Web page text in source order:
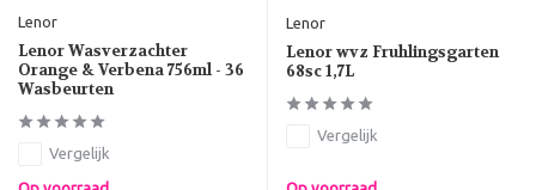
Lenor
Lenor Wasverzachter
Orange & Verbena 756ml - 36
Wasbeurten
Vergelijk
Lenor
Lenor wvz Fruhlingsgarten
68sc 1,7L
Vergelijk